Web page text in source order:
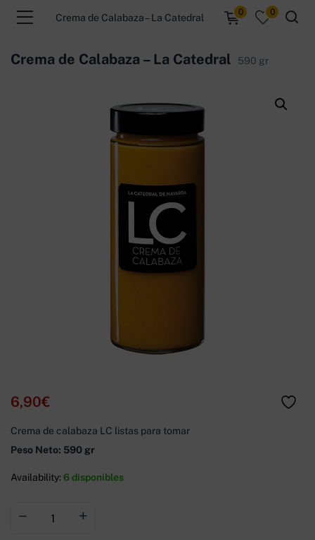
Crema de Calabaza – La Catedral
0 0
Crema de Calabaza – La Catedral 590 gr
6,90€
Crema de calabaza LC listas para tomar
Peso Neto: 590 gr
Availability: 6 disponibles